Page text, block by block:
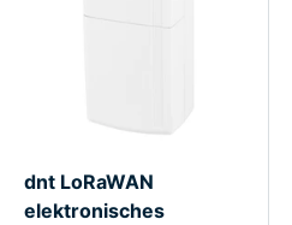
dnt LoRaWAN
elektronisches